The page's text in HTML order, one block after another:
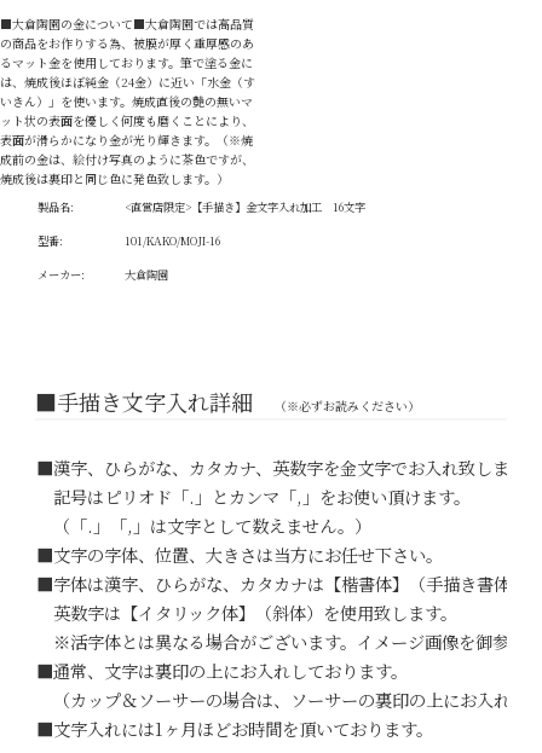
■大倉陶園の金について■大倉陶園では高品質
の商品をお作りする為、被膜が厚く重厚感のあ
るマット金を使用しております。筆で塗る金に
は、焼成後ほぼ純金（24金）に近い「水金（す
いきん）」を使います。焼成直後の艶の無いマ
ット状の表面を優しく何度も磨くことにより、
表面が滑らかになり金が光り輝きます。（※焼
成前の金は、絵付け写真のように茶色ですが、
焼成後は裏印と同じ色に発色致します。）
製品名:
<直営店限定>【手描き】金文字入れ加工 16文字
型番:
101/KAKO/MOJI-16
メーカー:
大倉陶園
■手描き文字入れ詳細 （※必ずお読みください）
■漢字、ひらがな、カタカナ、英数字を金文字でお入れ致します。
記号はピリオド「.」とカンマ「,」をお使い頂けます。
（「.」「,」は文字として数えません。）
■文字の字体、位置、大きさは当方にお任せ下さい。
■字体は漢字、ひらがな、カタカナは【楷書体】（手描き書体）
英数字は【イタリック体】（斜体）を使用致します。
※活字体とは異なる場合がございます。イメージ画像を御参考
■通常、文字は裏印の上にお入れしております。
（カップ＆ソーサーの場合は、ソーサーの裏印の上にお入れし
■文字入れには1ヶ月ほどお時間を頂いております。